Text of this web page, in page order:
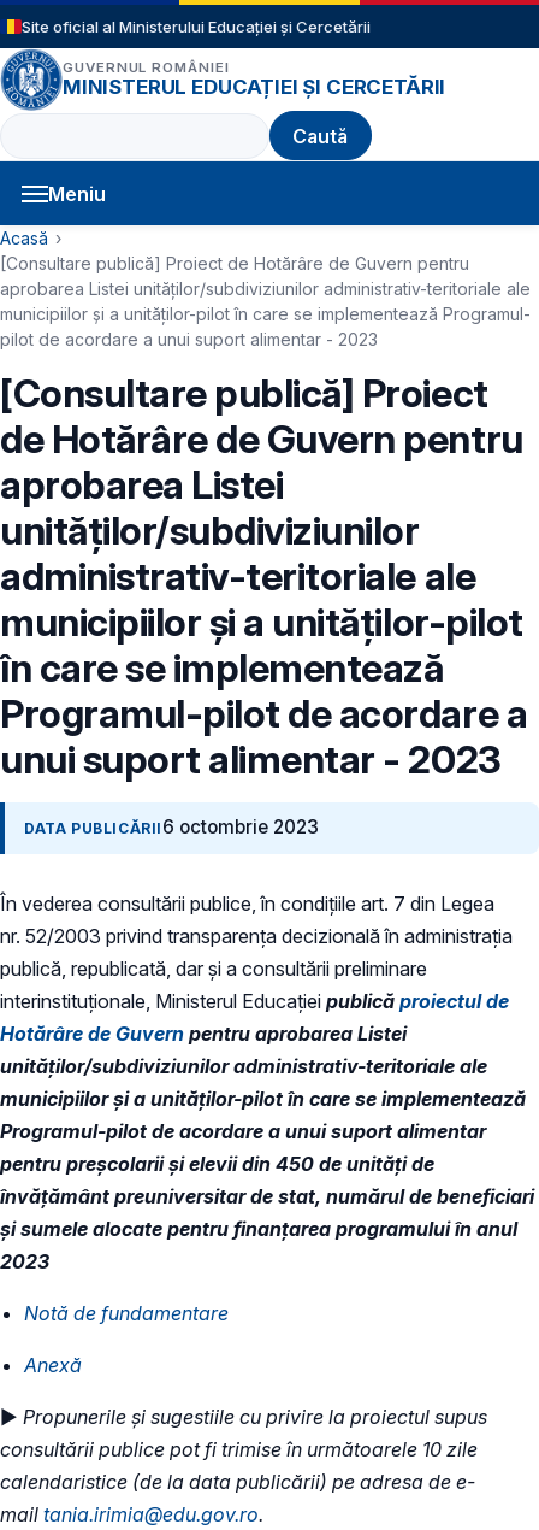
Sari la conținutul principal
Site oficial al Ministerului Educației și Cercetării
GUVERNUL ROMÂNIEI
MINISTERUL EDUCAȚIEI ȘI CERCETĂRII
Caută
Meniu
Navigație principală
Cale de navigare
Acasă
[Consultare publică] Proiect de Hotărâre de Guvern pentru
aprobarea Listei unităților/subdiviziunilor administrativ-teritoriale ale
municipiilor și a unităților-pilot în care se implementează Programul-
pilot de acordare a unui suport alimentar - 2023
[Consultare publică] Proiect
de Hotărâre de Guvern pentru
aprobarea Listei
unităților/subdiviziunilor
administrativ-teritoriale ale
municipiilor și a unităților-pilot
în care se implementează
Programul-pilot de acordare a
unui suport alimentar - 2023
DATA PUBLICĂRII 6 octombrie 2023
În vederea consultării publice, în condiţiile art. 7 din Legea
nr. 52/2003 privind transparenţa decizională în administraţia
publică, republicată, dar și a consultării preliminare
interinstituționale, Ministerul Educaţiei publică proiectul de
Hotărâre de Guvern pentru aprobarea Listei
unităților/subdiviziunilor administrativ-teritoriale ale
municipiilor și a unităților-pilot în care se implementează
Programul-pilot de acordare a unui suport alimentar
pentru preșcolarii și elevii din 450 de unităţi de
învățământ preuniversitar de stat, numărul de beneficiari
și sumele alocate pentru finanțarea programului în anul
2023
Notă de fundamentare
Anexă
► Propunerile și sugestiile cu privire la proiectul supus
consultării publice pot fi trimise în următoarele 10 zile
calendaristice (de la data publicării) pe adresa de e-
mail tania.irimia@edu.gov.ro.